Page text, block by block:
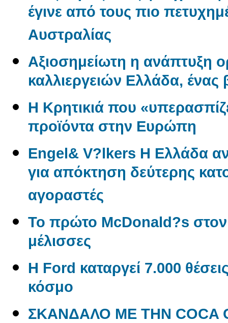
έγινε από τους πιο
Αυστραλίας
Αξιοσημείωτη η ανάπτυξη
καλλιεργειών Ελλάδα, ένας
Η Κρητικιά που
προϊόντα στην Ευρώπη
Engel& V?lkers Η Ελλάδα
για απόκτηση δεύτερης
αγοραστές
Το πρώτο McDonald?s
μέλισσες
Η Ford καταργεί 7.000
κόσμο
ΣΚΑΝΔΑΛΟ ΜΕ ΤΗΝ COCA